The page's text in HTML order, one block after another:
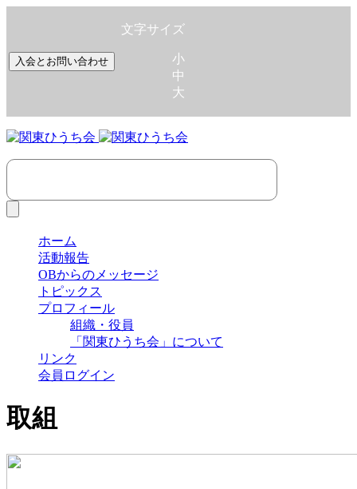
入会とお問い合わせ
文字サイズ
小
中
大
ホーム
活動報告
OBからのメッセージ
トピックス
プロフィール
組織・役員
「関東ひうち会」について
リンク
会員ログイン
取組